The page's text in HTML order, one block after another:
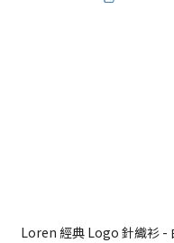
Loren 經典 Logo 針織衫 -